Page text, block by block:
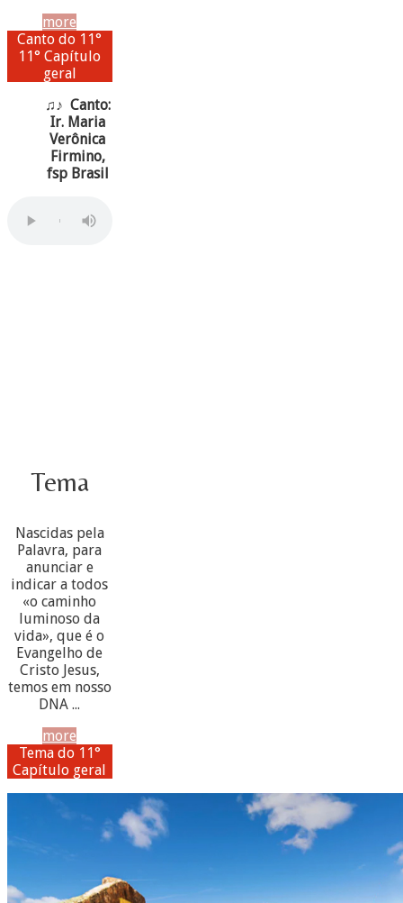
more
Canto do 11°
11° Capítulo
geral
♫♪ Canto:
Ir. Maria
Verônica
Firmino,
fsp Brasil
Tema
Nascidas pela
Palavra, para
anunciar e
indicar a todos
«o caminho
luminoso da
vida», que é o
Evangelho de
Cristo Jesus,
temos em nosso
DNA ...
more
Tema do 11°
Capítulo geral